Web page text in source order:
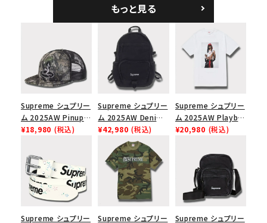
シックロゴ 6パネルキ
ャップ ブラック
もっと見る
Supreme シュプリー
ム 2025AW Pinup
Mesh Back 5-Panel
ュバック 5パネルキャ
ップ トゥルーティン
バーHTC フォールカ
¥18,980 (税込)
Supreme シュプリー
ム 2025AW Denim
Backpack デニム バ
ックパック ブラック
¥42,980 (税込)
Supreme シュプリー
ム 2025AW Playboi
Carti Tee プレイボ
¥20,980 (税込)
Supreme シュプリー
Supreme シュプリー
Supreme シュプリー